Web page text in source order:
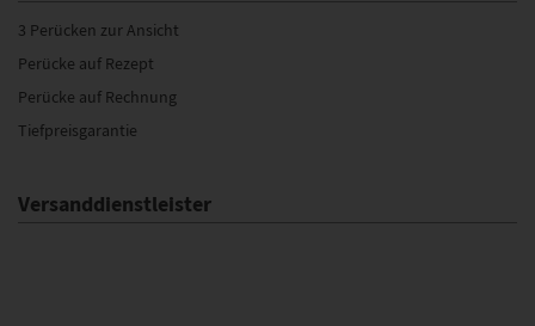
3 Perücken zur Ansicht
Perücke auf Rezept
Perücke auf Rechnung
Tiefpreisgarantie
Versanddienstleister